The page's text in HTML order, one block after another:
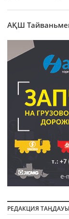
АҚШ Тайваньмен
РЕДАКЦИЯ ТАҢДАУЫ